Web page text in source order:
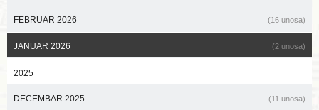
FEBRUAR 2026 (16 unosa)
JANUAR 2026 (2 unosa)
2025
DECEMBAR 2025 (11 unosa)